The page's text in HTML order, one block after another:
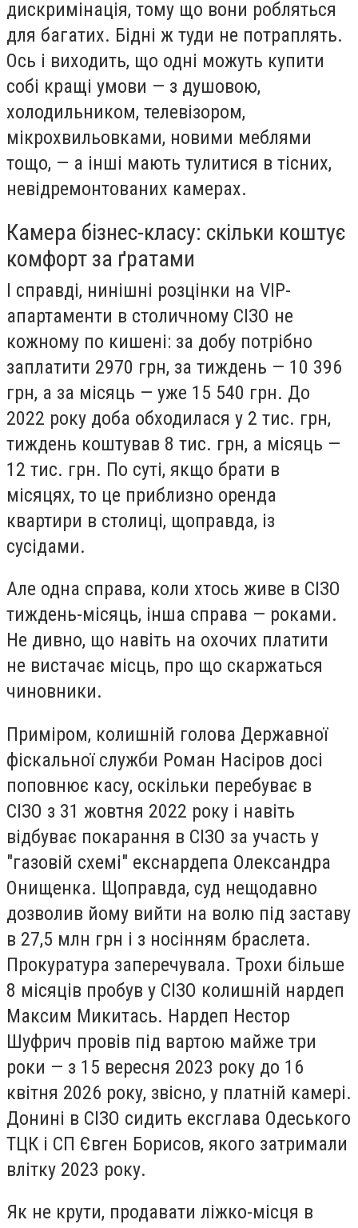
дискримінація, тому що вони робляться
для багатих. Бідні ж туди не потраплять.
Ось і виходить, що одні можуть купити
собі кращі умови — з душовою,
холодильником, телевізором,
мікрохвильовками, новими меблями
тощо, — а інші мають тулитися в тісних,
невідремонтованих камерах.
Камера бізнес-класу: скільки коштує
комфорт за ґратами
І справді, нинішні розцінки на VIP-
апартаменти в столичному СІЗО не
кожному по кишені: за добу потрібно
заплатити 2970 грн, за тиждень — 10 396
грн, а за місяць — уже 15 540 грн. До
2022 року доба обходилася у 2 тис. грн,
тиждень коштував 8 тис. грн, а місяць —
12 тис. грн. По суті, якщо брати в
місяцях, то це приблизно оренда
квартири в столиці, щоправда, із
сусідами.
Але одна справа, коли хтось живе в СІЗО
тиждень-місяць, інша справа — роками.
Не дивно, що навіть на охочих платити
не вистачає місць, про що скаржаться
чиновники.
Приміром, колишній голова Державної
фіскальної служби Роман Насіров досі
поповнює касу, оскільки перебуває в
СІЗО з 31 жовтня 2022 року і навіть
відбуває покарання в СІЗО за участь у
"газовій схемі" екснардепа Олександра
Онищенка. Щоправда, суд нещодавно
дозволив йому вийти на волю під заставу
в 27,5 млн грн і з носінням браслета.
Прокуратура заперечувала. Трохи більше
8 місяців пробув у СІЗО колишній нардеп
Максим Микитась. Нардеп Нестор
Шуфрич провів під вартою майже три
роки — з 15 вересня 2023 року до 16
квітня 2026 року, звісно, у платній камері.
Донині в СІЗО сидить ексглава Одеського
ТЦК і СП Євген Борисов, якого затримали
влітку 2023 року.
Як не крути, продавати ліжко-місця в